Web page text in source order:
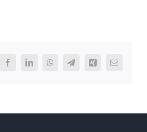
FacebookLinkedInWhatsAppTelegramXing
E-